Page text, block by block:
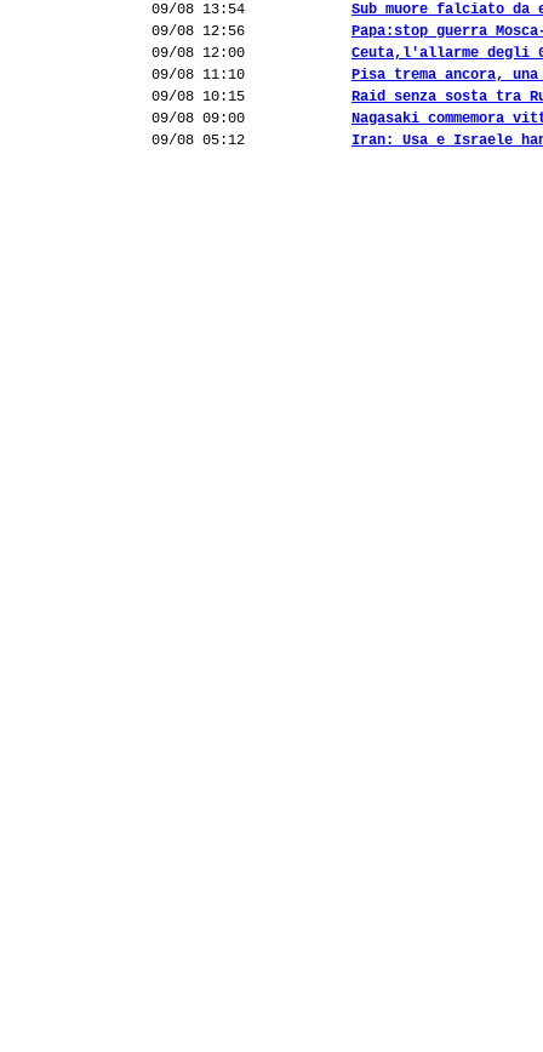
09/08 13:54
Sub muore falciato da
09/08 12:56
Papa:stop guerra
09/08 12:00
Ceuta,l'allarme degli
09/08 11:10
Pisa trema ancora,
09/08 10:15
Raid senza sosta tra
09/08 09:00
Nagasaki commemora
09/08 05:12
Iran: Usa e Israele